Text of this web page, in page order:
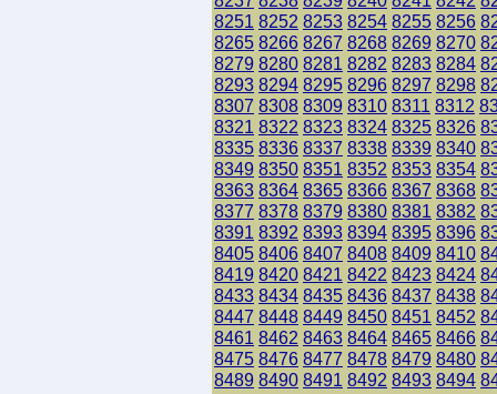
8251 8252 8253 8254 8255 8256
8265 8266 8267 8268 8269 8270
8279 8280 8281 8282 8283 8284
8293 8294 8295 8296 8297 8298
8307 8308 8309 8310 8311 8312
8321 8322 8323 8324 8325 8326
8335 8336 8337 8338 8339 8340
8349 8350 8351 8352 8353 8354
8363 8364 8365 8366 8367 8368
8377 8378 8379 8380 8381 8382
8391 8392 8393 8394 8395 8396
8405 8406 8407 8408 8409 8410
8419 8420 8421 8422 8423 8424
8433 8434 8435 8436 8437 8438
8447 8448 8449 8450 8451 8452
8461 8462 8463 8464 8465 8466
8475 8476 8477 8478 8479 8480
8489 8490 8491 8492 8493 8494